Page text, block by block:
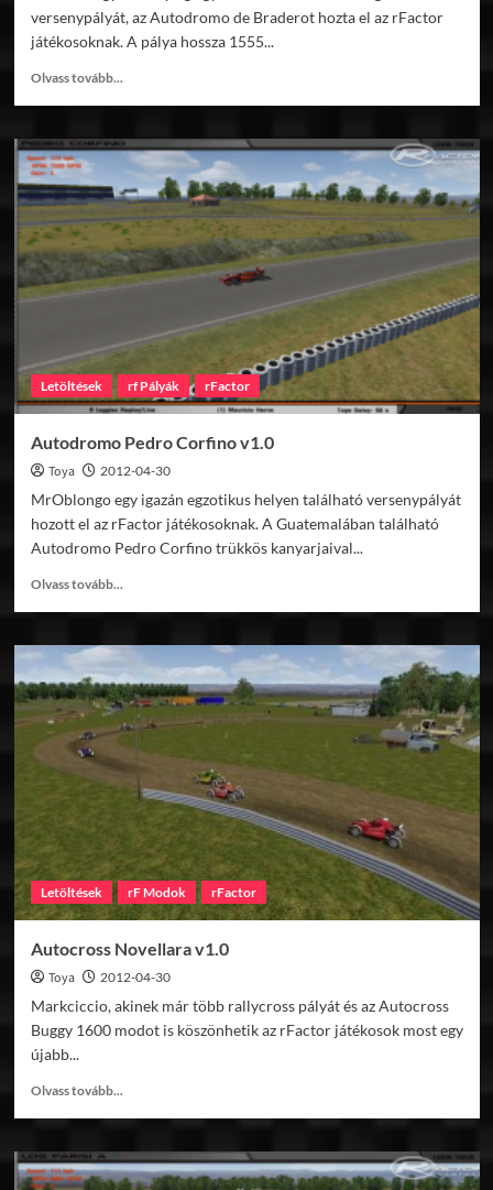
versenypályát, az Autodromo de Braderot hozta el az rFactor
játékosoknak. A pálya hossza 1555...
Olvass tovább...
Autodromo
de
Baradero
v1.0
Letöltések rf Pályák rFactor
Autodromo Pedro Corfino v1.0
Toya 2012-04-30
MrOblongo egy igazán egzotikus helyen található versenypályát
hozott el az rFactor játékosoknak. A Guatemalában található
Autodromo Pedro Corfino trükkös kanyarjaival...
Olvass tovább...
Autodromo
Pedro
Corfino
v1.0
Letöltések rF Modok rFactor
Autocross Novellara v1.0
Toya 2012-04-30
Markciccio, akinek már több rallycross pályát és az Autocross
Buggy 1600 modot is köszönhetik az rFactor játékosok most egy
újabb...
Olvass tovább...
Autocross
Novellara